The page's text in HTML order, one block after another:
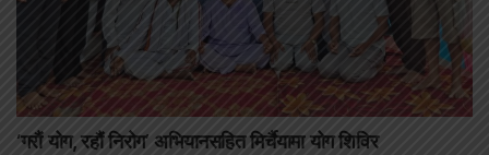
‘गरौं योग, रहौं निरोग’ अभियानसहित मिर्चैयामा योग शिविर